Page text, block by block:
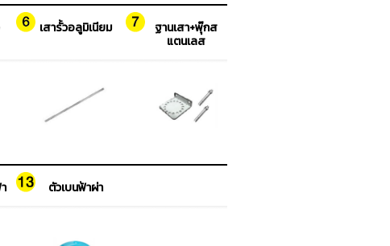
เสารั้วอลูมิเนียม
ฐานเสา+พุ๊กส
แตนเลส
ตัวเบนฟ้าผ่า